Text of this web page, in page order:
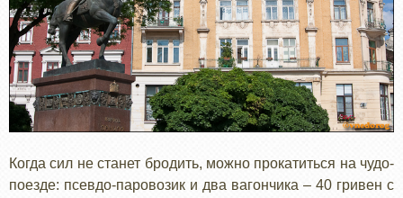
Когда сил не станет бродить, можно прокатиться на чудо-
поезде: псевдо-паровозик и два вагончика – 40 гривен с